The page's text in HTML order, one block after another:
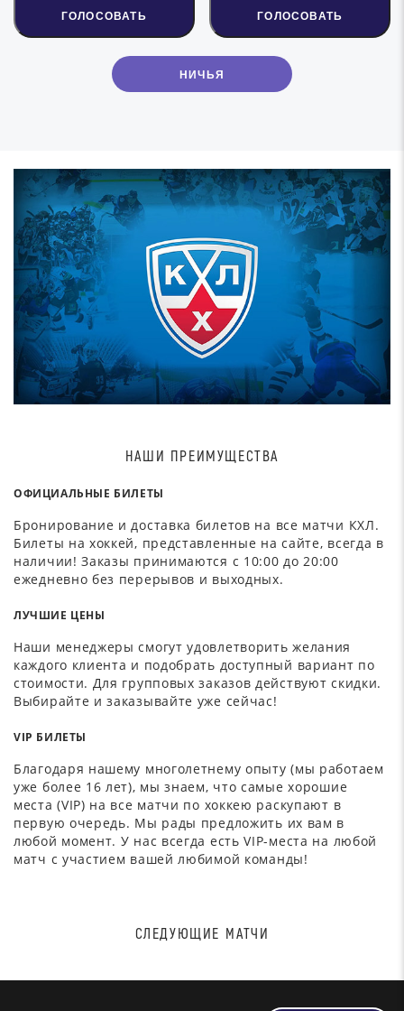
ГОЛОСОВАТЬ
НИЧЬЯ
ГОЛОСОВАТЬ
НАШИ ПРЕИМУЩЕСТВА
ОФИЦИАЛЬНЫЕ БИЛЕТЫ
Бронирование и доставка билетов на все матчи КХЛ.
Билеты на хоккей, представленные на сайте, всегда в
наличии! Заказы принимаются с 10:00 до 20:00
ежедневно без перерывов и выходных.
ЛУЧШИЕ ЦЕНЫ
Наши менеджеры смогут удовлетворить желания
каждого клиента и подобрать доступный вариант по
стоимости. Для групповых заказов действуют скидки.
Выбирайте и заказывайте уже сейчас!
VIP БИЛЕТЫ
Благодаря нашему многолетнему опыту (мы работаем
уже более 16 лет), мы знаем, что самые хорошие
места (VIP) на все матчи по хоккею раскупают в
первую очередь. Мы рады предложить их вам в
любой момент. У нас всегда есть VIP-места на любой
матч с участием вашей любимой команды!
СЛЕДУЮЩИЕ МАТЧИ